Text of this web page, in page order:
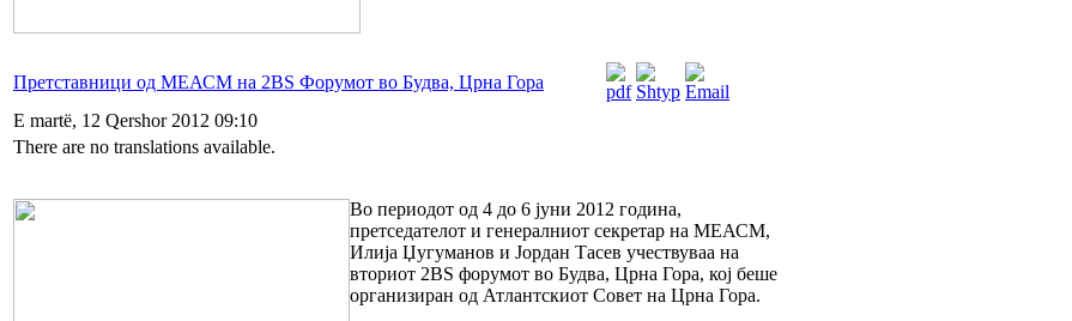
Претставници од МЕАСМ на 2BS Форумот во Будва, Црна Гора
E martë, 12 Qershor 2012 09:10
There are no translations available.
Во периодот од 4 до 6 јуни 2012 година,
претседателот и генералниот секретар на МЕАСМ,
Илија Џугуманов и Јордан Тасев учествуваа на
вториот 2BS форумот во Будва, Црна Гора, кој беше
организиран од Атлантскиот Совет на Црна Гора.